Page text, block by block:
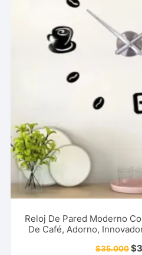
Reloj De Pared Moderno
De Café, Adorno,
$35.000$